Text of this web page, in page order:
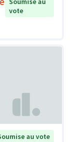
vote
au vote